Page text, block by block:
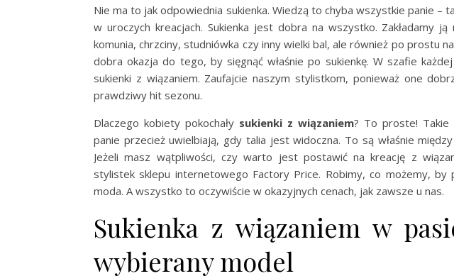
Nie ma to jak odpowiednia sukienka. Wiedzą to chyba wszystkie panie –
w uroczych kreacjach. Sukienka jest dobra na wszystko. Zakładamy
komunia, chrzciny, studniówka czy inny wielki bal, ale również po prostu
dobra okazja do tego, by sięgnąć właśnie po sukienkę. W szafie
sukienki z wiązaniem. Zaufajcie naszym stylistkom, ponieważ one
prawdziwy hit sezonu.
Dlaczego kobiety pokochały sukienki z wiązaniem? To proste! Takie
panie przecież uwielbiają, gdy talia jest widoczna. To są właśnie
Jeżeli masz wątpliwości, czy warto jest postawić na kreację z
stylistek sklepu internetowego Factory Price. Robimy, co możemy, by
moda. A wszystko to oczywiście w okazyjnych cenach, jak zawsze u nas.
Sukienka z wiązaniem w
wybierany model